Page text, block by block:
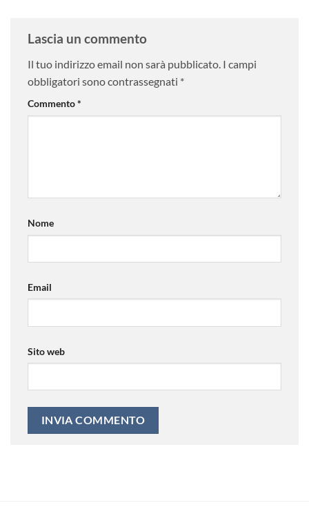
Lascia un commento
Il tuo indirizzo email non sarà pubblicato. I campi
obbligatori sono contrassegnati *
Commento*
Nome
Email
Sito web